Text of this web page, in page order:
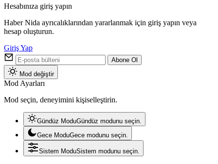
Hesabınıza giriş yapın
Haber Nida ayrıcalıklarından yararlanmak için giriş yapın veya
hesap oluşturun.
Giriş Yap
Abone Ol
Mod değiştir
Mod Ayarları
Mod seçin, deneyimini kişiselleştirin.
Gündüz ModuGündüz modunu seçin.
Gece ModuGece modunu seçin.
Sistem ModuSistem modunu seçin.